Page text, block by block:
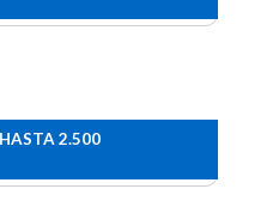
2.500